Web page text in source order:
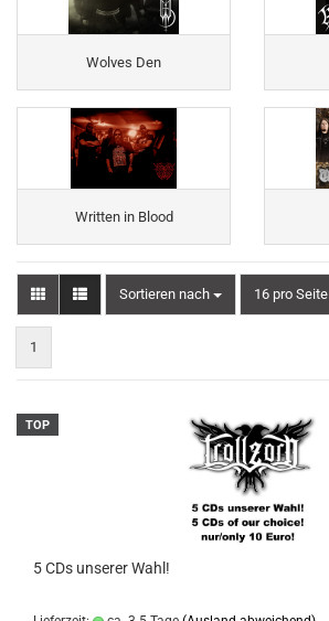
Wolves Den
Written in Blood
Sortieren nach
Sortieren nach 16 pro Seite
pro Seite
1
TOP
5 CDs unserer Wahl!